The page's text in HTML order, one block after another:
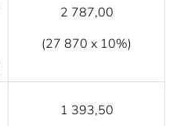
2 787,00
(27 870 х 10%)
1 393,50